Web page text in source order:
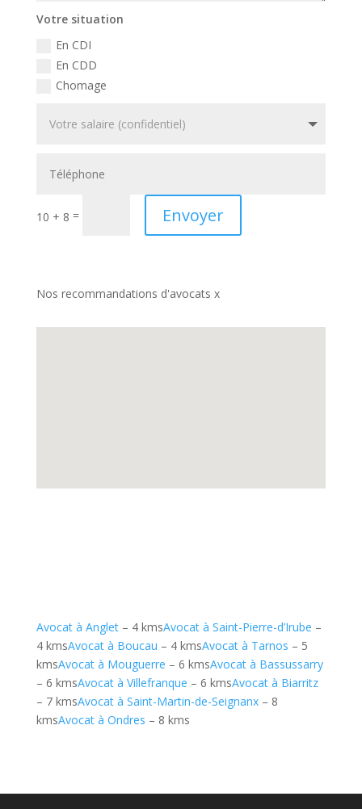
Votre situation
En CDI
En CDD
Chomage
10 + 8 = Envoyer
Nos recommandations d'avocats x
Avocat à Anglet– 4 kmsAvocat à Saint-Pierre-d’Irube –
4 kmsAvocat à Boucau – 4 kmsAvocat à Tarnos – 5
kmsAvocat à Mouguerre – 6 kmsAvocat à Bassussarry
– 6 kmsAvocat à Villefranque – 6 kmsAvocat à Biarritz
– 7 kmsAvocat à Saint-Martin-de-Seignanx– 8
kmsAvocat à Ondres – 8 kms